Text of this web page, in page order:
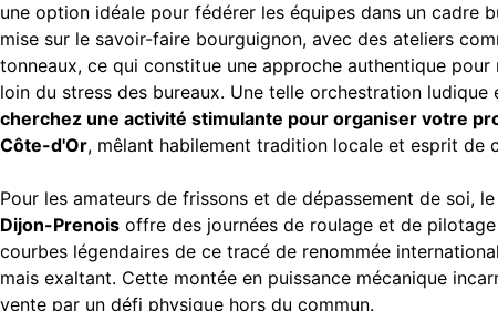
une option idéale pour fédérer les équipes dans un cadre
mise sur le savoir-faire bourguignon, avec des ateliers
tonneaux, ce qui constitue une approche authentique pour
loin du stress des bureaux. Une telle orchestration ludique
cherchez une activité stimulante pour organiser votre
Côte-d'Or, mêlant habilement tradition locale et esprit de
Pour les amateurs de frissons et de dépassement de soi,
Dijon-Prenois offre des journées de roulage et de
courbes légendaires de ce tracé de renommée
mais exaltant. Cette montée en puissance mécanique
vente par un défi physique hors du commun.